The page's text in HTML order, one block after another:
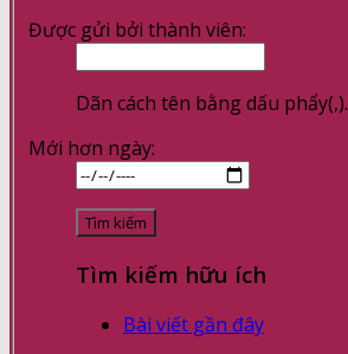
Được gửi bởi thành viên:
Dãn cách tên bằng dấu phẩy(,).
Mới hơn ngày:
Tìm kiếm hữu ích
Bài viết gần đây